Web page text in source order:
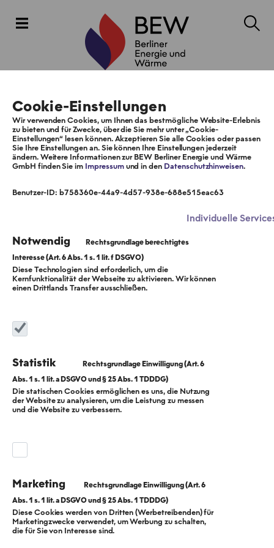
"BEW im Dialog"
Pläne für
Dekarbonisierung
Wir treiben die Transformation zur klimaneutralen
Cookie-Einstellungen
Wir verwenden Cookies, um Ihnen das bestmögliche Website-Erlebnis
zu bieten und für Zwecke, über die Sie mehr unter „Cookie-
Einstellungen“ lesen können. Akzeptieren Sie alle Cookies oder passen
Sie Ihre Einstellungen an. Sie können Ihre Einstellungen jederzeit
ändern. Weitere Informationen zur BEW Berliner Energie und Wärme
GmbH finden Sie im Impressumund in den Datenschutzhinweisen.
Benutzer-ID: b758360e-44a9-4d57-938e-688e515eac63
Individuelle
Notwendig
Diese Technologien sind erforderlich, um die
Kernfunktionalität der Webseite zu aktivieren. Wir können
einen Drittlands Transfer ausschließen.
Statistik
Die statischen Cookies ermöglichen es uns, die Nutzung
der Website zu analysieren, um die Leistung zu messen
und die Website zu verbessern.
Marketing
Diese Cookies werden von Dritten (Werbetreibenden) für
Marketingzwecke verwendet, um Werbung zu schalten,
die für Sie von Interesse sind.